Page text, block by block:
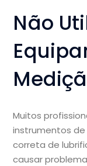
Não
Muitos
instrumentos
correta de
causar